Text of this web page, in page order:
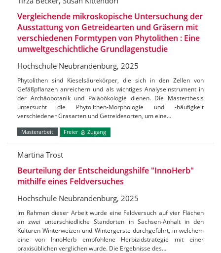
Vergleichende mikroskopische Untersuchung der
Ausstattung von Getreidearten und Gräsern mit
verschiedenen Formtypen von Phytolithen : Eine
umweltgeschichtliche Grundlagenstudie
Hochschule Neubrandenburg, 2025
Phytolithen sind Kieselsäurekörper, die sich in den Zellen von
Gefäßpflanzen anreichern und als wichtiges Analyseinstrument in
der Archäobotanik und Paläoökologie dienen. Die Masterthesis
untersucht die Phytolithen-Morphologie und -häufigkeit
verschiedener Grasarten und Getreidesorten, um eine…
Masterarbeit Freier Zugang
Martina Trost
Beurteilung der Entscheidungshilfe "InnoHerb"
mithilfe eines Feldversuches
Hochschule Neubrandenburg, 2025
Im Rahmen dieser Arbeit wurde eine Feldversuch auf vier Flächen
an zwei unterschiedliche Standorten in Sachsen-Anhalt in den
Kulturen Winterweizen und Wintergerste durchgeführt, in welchem
eine von InnoHerb empfohlene Herbizidstrategie mit einer
praxisüblichen verglichen wurde. Die Ergebnisse des…